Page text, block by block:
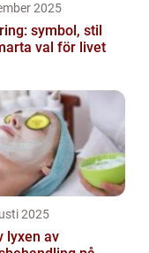
2025
symbol, stil
val för livet
2025
lyxen av